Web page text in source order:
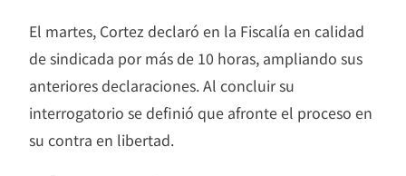
El martes, Cortez declaró en la Fiscalía en calidad
de sindicada por más de 10 horas, ampliando sus
anteriores declaraciones. Al concluir su
interrogatorio se definió que afronte el proceso en
su contra en libertad.